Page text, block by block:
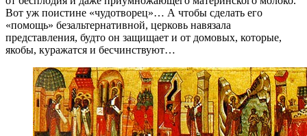
Вот уж поистине «чудотворец»… А чтобы сделать его
«помощь» безальтернативной, церковь навязала
представления, будто он защищает и от домовых, которые,
якобы, куражатся и бесчинствуют…